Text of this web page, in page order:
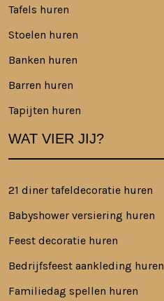
Tafels huren
Stoelen huren
Banken huren
Barren huren
Tapijten huren
WAT VIER JIJ?
21 diner tafeldecoratie huren
Babyshower versiering huren
Feest decoratie huren
Bedrijfsfeest aankleding huren
Familiedag spellen huren